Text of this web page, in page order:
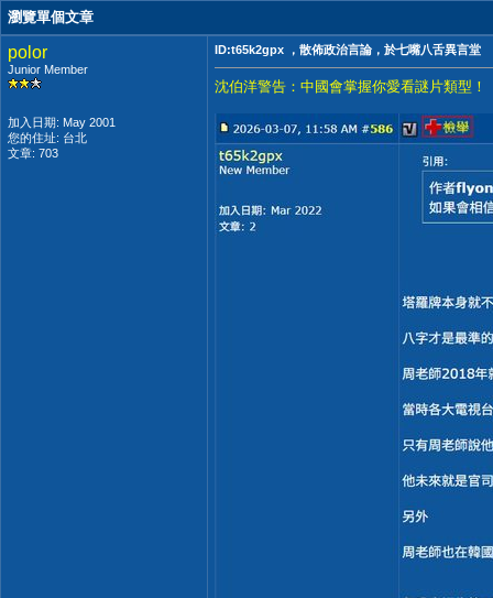
瀏覽單個文章
polor
Junior Member
加入日期: May 2001
您的住址: 台北
文章: 703
ID:t65k2gpx ，散佈政治言論，於七嘴八舌異言堂
沈伯洋警告：中國會掌握你愛看謎片類型！